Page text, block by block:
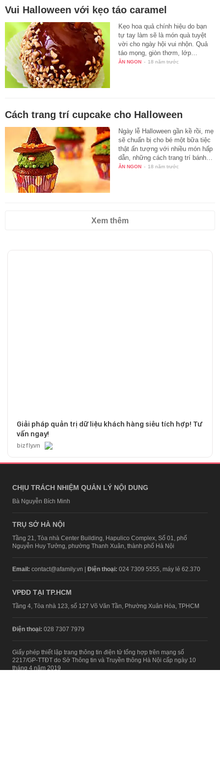
Vui Halloween với kẹo táo caramel
Kẹo hoa quả chính hiệu do bạn
tự tay làm sẽ là món quà tuyệt
vời cho ngày hội vui nhộn. Quả
táo mọng, giòn thơm, lớp…
ĂN NGON - 18 năm trước
Cách trang trí cupcake cho Halloween
Ngày lễ Halloween gần kề rồi, mẹ
sẽ chuẩn bị cho bé một bữa tiệc
thật ấn tượng với nhiều món hấp
dẫn, những cách trang trí bánh…
ĂN NGON - 18 năm trước
Xem thêm
Giải pháp quản trị dữ liệu khách hàng siêu tích hợp! Tư
vấn ngay!
bizfly.vn
CHỊU TRÁCH NHIỆM QUẢN LÝ NỘI DUNG
Bà Nguyễn Bích Minh
TRỤ SỞ HÀ NỘI
Tầng 21, Tòa nhà Center Building, Hapulico Complex, Số 01, phố
Nguyễn Huy Tưởng, phường Thanh Xuân, thành phố Hà Nội
Email: contact@afamily.vn | Điện thoại: 024 7309 5555, máy lẻ 62.370
VPĐD TẠI TP.HCM
Tầng 4, Tòa nhà 123, số 127 Võ Văn Tần, Phường Xuân Hòa, TPHCM
Điện thoại: 028 7307 7979
Giấy phép thiết lập trang thông tin điện tử tổng hợp trên mạng số
2217/GP-TTĐT do Sở Thông tin và Truyền thông Hà Nội cấp ngày 10
tháng 4 năm 2019